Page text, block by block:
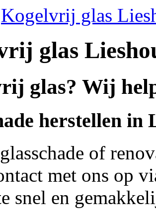
Kogelvrij glas
glas
glas? Wij
herstellen in
of
met ons op
snel en